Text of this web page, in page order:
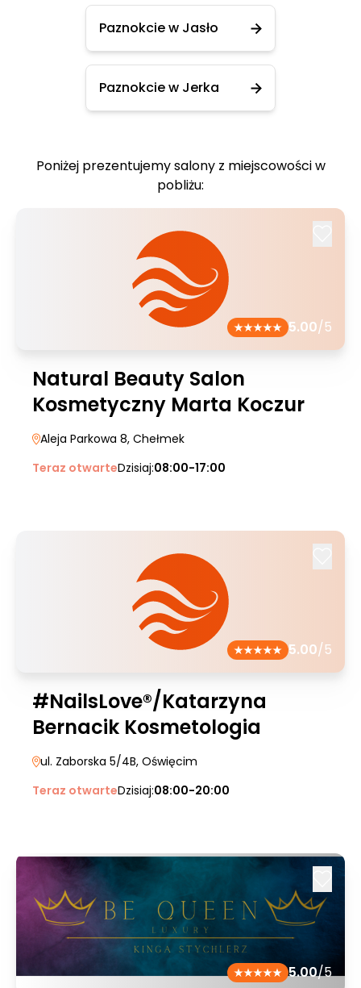
Paznokcie w Jasło
Paznokcie w Jerka
Poniżej prezentujemy salony z miejscowości w
pobliżu:
5.00/5
Natural Beauty Salon
Kosmetyczny Marta Koczur
Aleja Parkowa 8, Chełmek
Teraz otwarteDzisiaj:08:00-17:00
5.00/5
#NailsLove®/Katarzyna
Bernacik Kosmetologia
ul. Zaborska 5/4B, Oświęcim
Teraz otwarteDzisiaj:08:00-20:00
5.00/5